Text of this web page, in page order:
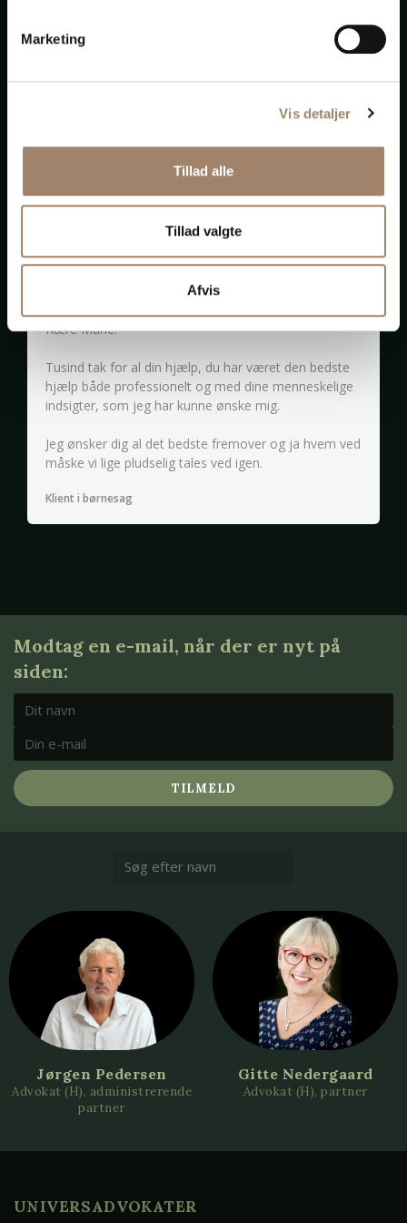
Marketing
Vis detaljer
Tillad alle
Tillad valgte
Afvis
jeg har fået af Marie Hviid Pedersen. Hun har leveret
og dets arbejdsgange har givet mig og min familie
tryghed, ro og overskud i en svær tid. Marie får min
varmeste anbefaling.
Kære Marie.
Tusind tak for al din hjælp, du har været den bedste
hjælp både professionelt og med dine menneskelige
indsigter, som jeg har kunne ønske mig.
Jeg ønsker dig al det bedste fremover og ja hvem ved
måske vi lige pludselig tales ved igen.
Klient i børnesag
Modtag en e-mail, når der er nyt på
siden:
TILMELD
Jørgen Pedersen
Advokat (H), administrerende
partner
Gitte Nedergaard
Advokat (H), partner
UNIVERSADVOKATER